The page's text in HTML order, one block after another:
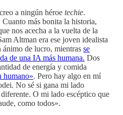
a ningún héroe techie.
Cuanto más bonita la historia,
nos acecha a la vuelta de la
Altman era ese joven idealista
de lucro, mientras se
de una IA más humana. Dos
de energía y comida
humano». Pero hay algo en mí
No sé si gana mi lado
O mi lado escéptico que
como todos».